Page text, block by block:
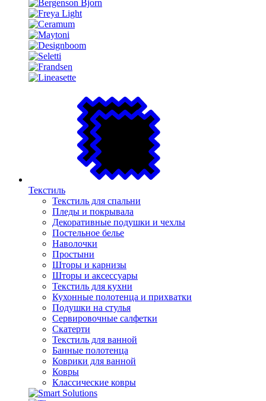
Текстиль
Текстиль для спальни
Пледы и покрывала
Декоративные подушки и чехлы
Постельное белье
Наволочки
Простыни
Шторы и карнизы
Шторы и аксессуары
Текстиль для кухни
Кухонные полотенца и прихватки
Подушки на стулья
Сервировочные салфетки
Скатерти
Текстиль для ванной
Банные полотенца
Коврики для ванной
Ковры
Классические ковры